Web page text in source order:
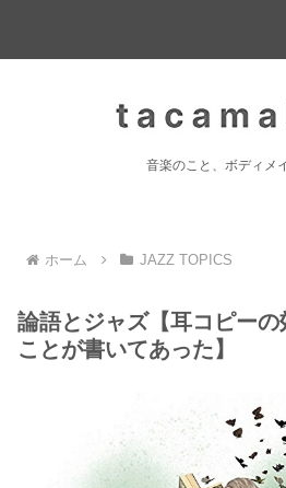
音楽のこと、ボディメ
ホーム JAZZ TOPICS
論語とジャズ【耳コピー
ことが書いてあった】